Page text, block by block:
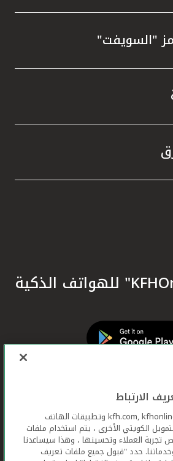
"السويفت"
الارتباط
عندما تستخدم ,kfh.com, kfhonline.com وتطبيقات الهاتف
الكويتي الأخرى ، يتم استخدام ملفات
تجربة العملاء وتحسينها ، وهذا سيساعدنا
حدد "قبول جميع ملفات تعريف